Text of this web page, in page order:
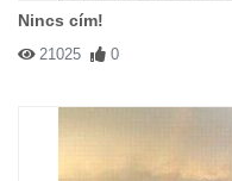
Nincs cím!
21025 0